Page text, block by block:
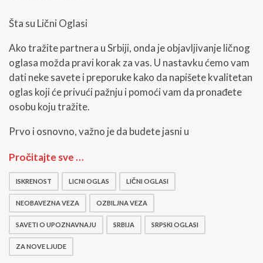
Šta su Lični Oglasi
Ako tražite partnera u Srbiji, onda je objavljivanje ličnog
oglasa možda pravi korak za vas. U nastavku ćemo vam
dati neke savete i preporuke kako da napišete kvalitetan
oglas koji će privući pažnju i pomoći vam da pronađete
osobu koju tražite.
Prvo i osnovno, važno je da budete jasni u
Š
s
L
č
Pročitajte sve …
ISKRENOST LICNI OGLAS LIČNI OGLASI
NEOBAVEZNA VEZA OZBILJNA VEZA
SAVETI O UPOZNAVNAJU SRBIJA SRPSKI OGLASI
ZA NOVE LJUDE